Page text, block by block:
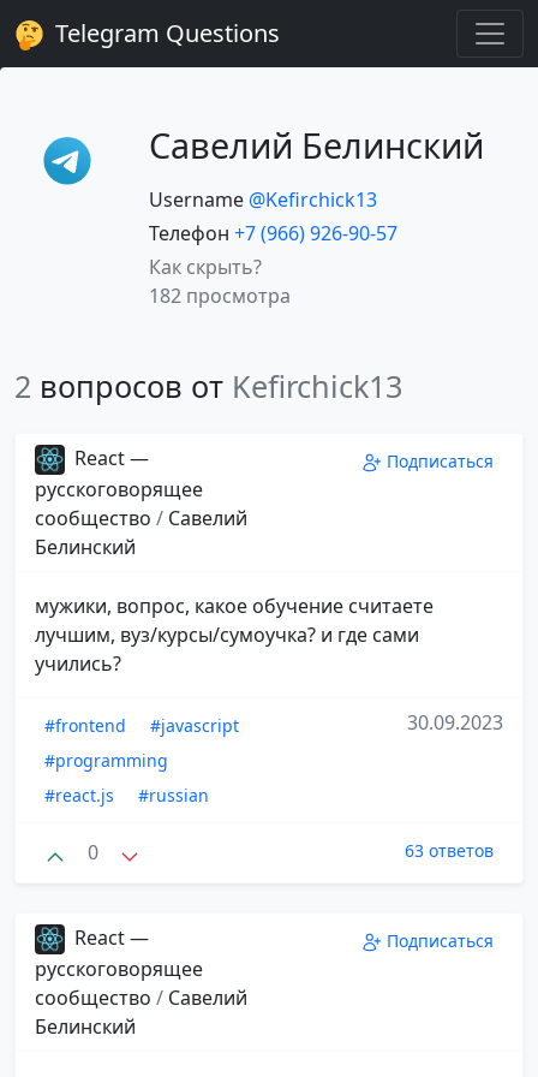
Telegram Questions
Савелий Белинский
Username @Kefirchick13
Телефон +7 (966) 926-90-57
Как скрыть?
182 просмотра
2 вопросов от Kefirchick13
React —
русскоговорящее
сообщество / Савелий
Белинский
Подписаться
мужики, вопрос, какое обучение считаете
лучшим, вуз/курсы/сумоучка? и где сами
учились?
#frontend
#javascript
#programming
#react.js
#russian
30.09.2023
0 63 ответов
React —
русскоговорящее
сообщество / Савелий
Белинский
Подписаться